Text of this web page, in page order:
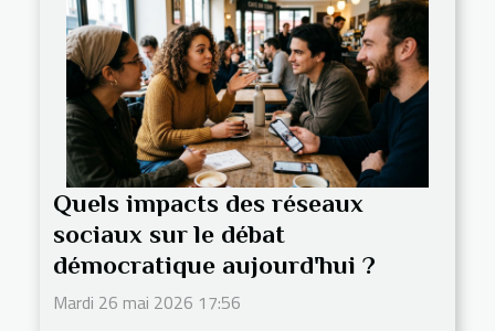
Quels impacts des réseaux
sociaux sur le débat
démocratique aujourd'hui ?
Mardi 26 mai 2026 17:56